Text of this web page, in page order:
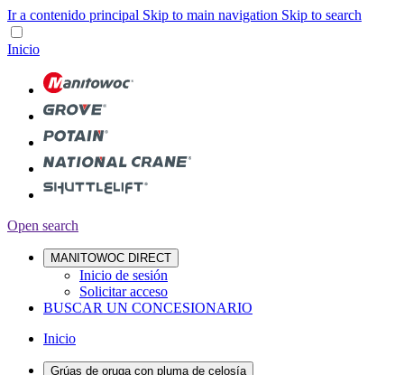
Ir a contenido principal Skip to main navigation Skip to search
Inicio
Open search
MANITOWOC DIRECT
Inicio de sesión
Solicitar acceso
BUSCAR UN CONCESIONARIO
Inicio
Grúas de oruga con pluma de celosía